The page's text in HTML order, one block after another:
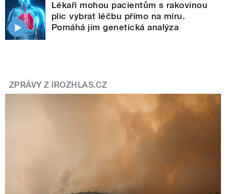
Lékaři mohou pacientům s rakovinou
plic vybrat léčbu přímo na míru.
Pomáhá jim genetická analýza
ZPRÁVY Z IROZHLAS.CZ